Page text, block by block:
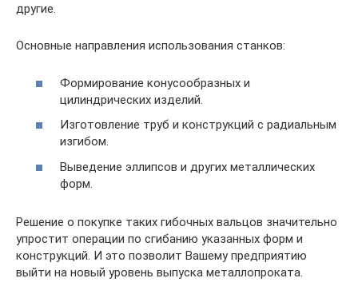
другие.
Основные направления использования станков:
Формирование конусообразных и
цилиндрических изделий.
Изготовление труб и конструкций с радиальным
изгибом.
Выведение эллипсов и других металлических
форм.
Решение о покупке таких гибочных вальцов значительно
упростит операции по сгибанию указанных форм и
конструкций. И это позволит Вашему предприятию
выйти на новый уровень выпуска металлопроката.